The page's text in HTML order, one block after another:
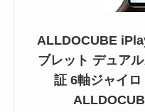
ALLDOCUBE
ブレット デュア
証 6軸ジャイ